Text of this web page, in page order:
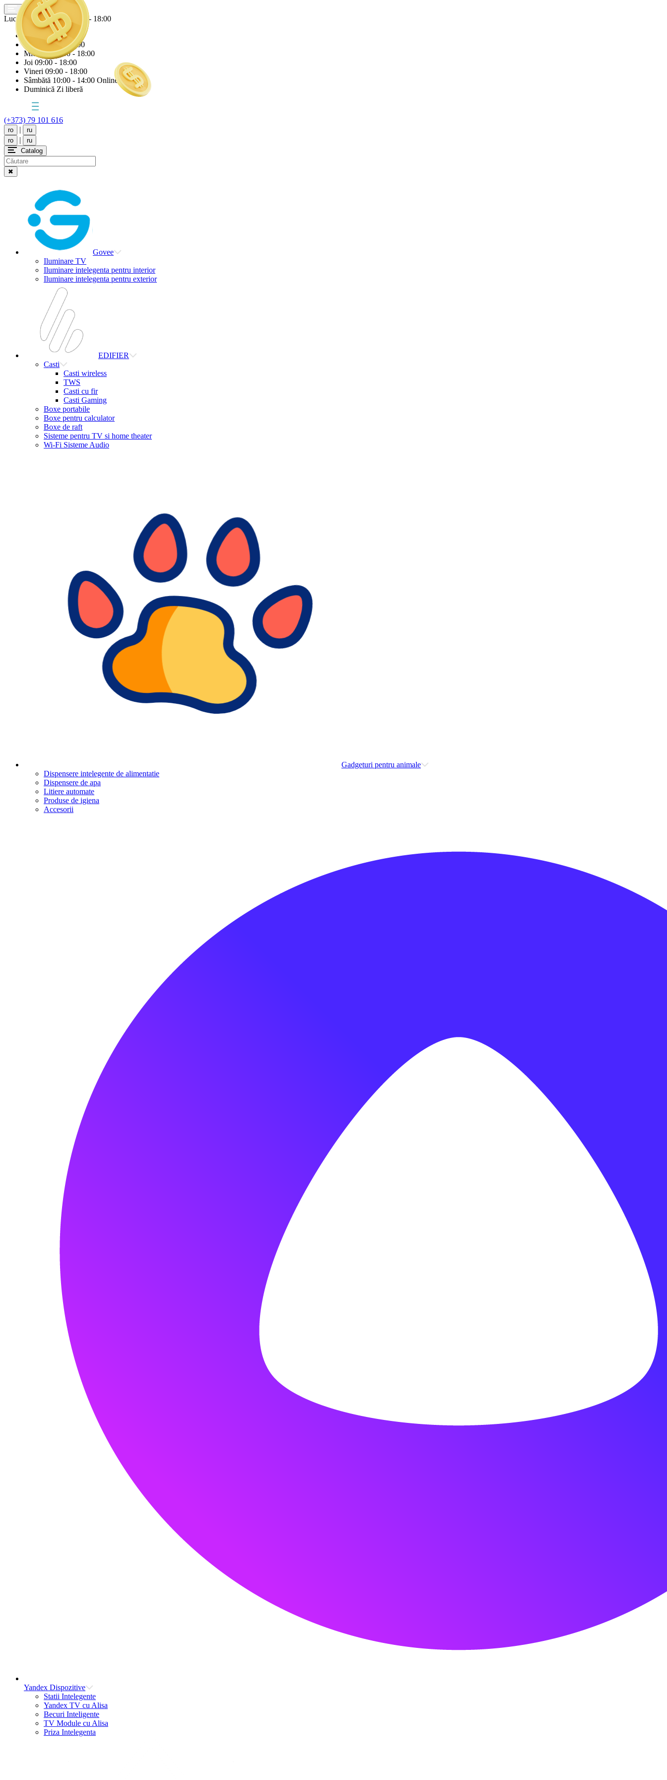
Lucrăm astăziVineri 09:00 - 18:00
Luni
09:00 - 18:00
Marți
09:00 - 18:00
Miercuri09:00 - 18:00
Joi 09:00 - 18:00
Vineri 09:00 - 18:00
Sâmbătă 10:00 - 14:00 Online
Duminică Zi liberă
(+373) 79 101 616
ro |
ru
ro
|
ru
Catalog
✖
Govee
Iluminare TV
Iluminare intelegenta pentru interior
Iluminare intelegenta pentru exterior
EDIFIER
Casti
Casti wireless
TWS
Casti cu fir
Casti Gaming
Boxe portabile
Boxe pentru calculator
Boxe de raft
Sisteme pentru TV si home theater
Wi-Fi Sisteme Audio
Gadgeturi pentru animale
Dispensere intelegente de alimentatie
Dispensere de apa
Litiere automate
Produse de igiena
Accesorii
Yandex Dispozitive
Statii Intelegente
Yandex TV cu Alisa
Becuri Inteligente
TV Module cu Alisa
Priza Intelegenta